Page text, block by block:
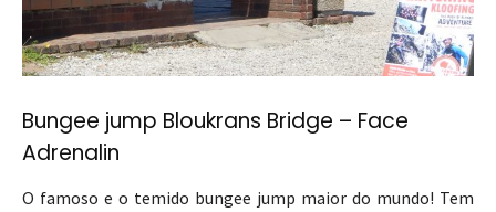
Bungee jump Bloukrans Bridge – Face
Adrenalin
O famoso e o temido bungee jump maior do mundo! Tem